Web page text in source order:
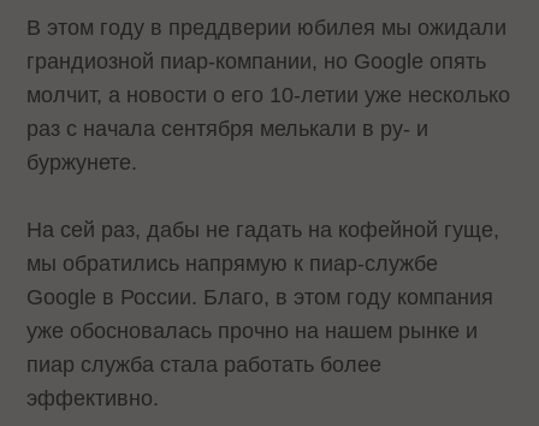
В этом году в преддверии юбилея мы ожидали
грандиозной пиар-компании, но Google опять
молчит, а новости о его 10-летии уже несколько
раз с начала сентября мелькали в ру- и
буржунете.
На сей раз, дабы не гадать на кофейной гуще,
мы обратились напрямую к пиар-службе
Google в России. Благо, в этом году компания
уже обосновалась прочно на нашем рынке и
пиар служба стала работать более
эффективно.